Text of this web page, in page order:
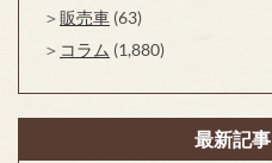
販売車 (63)
コラム (1,880)
最新記事